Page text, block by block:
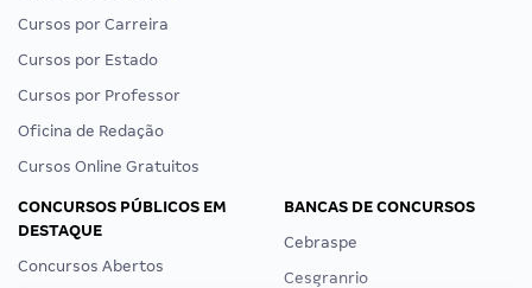
Cursos por Carreira
Cursos por Estado
Cursos por Professor
Oficina de Redação
Cursos Online Gratuitos
CONCURSOS PÚBLICOS EM
DESTAQUE
Concursos Abertos
BANCAS DE CONCURSOS
Cebraspe
Cesgranrio